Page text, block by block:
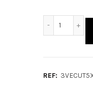
REF: